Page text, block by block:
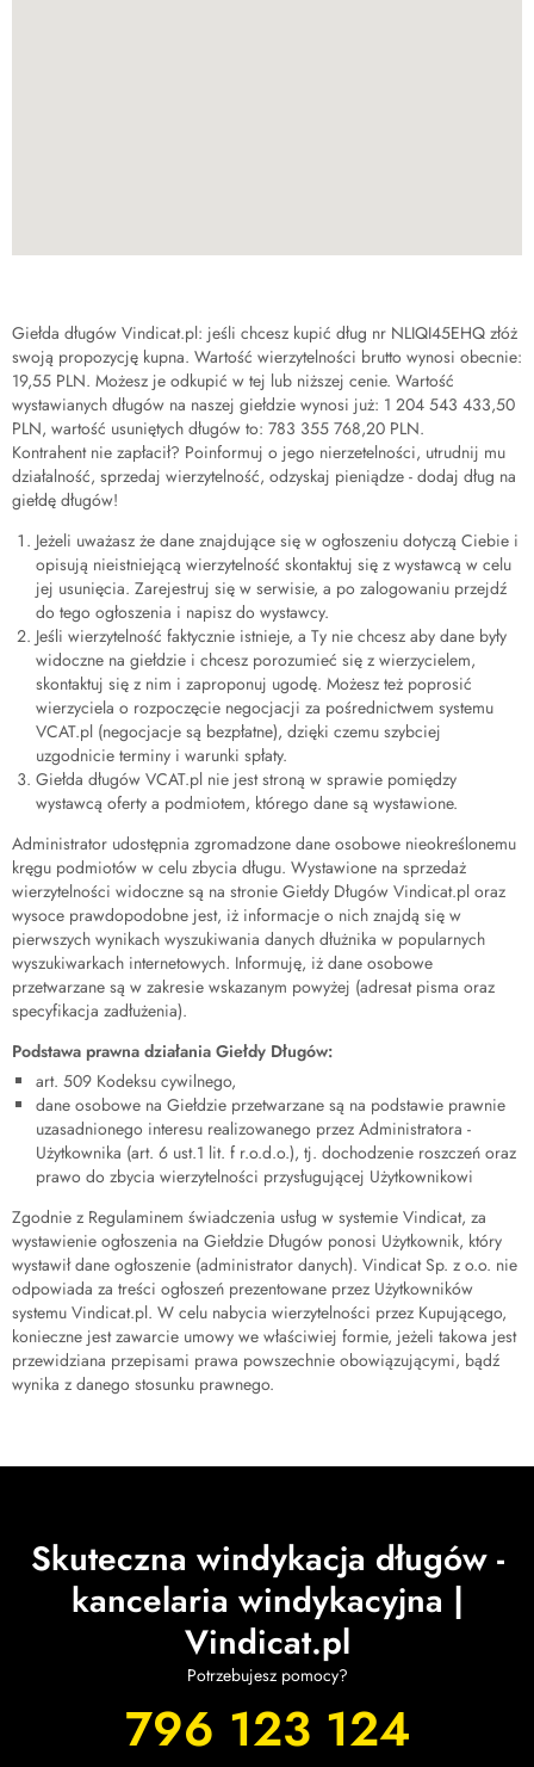
Giełda długów Vindicat.pl: jeśli chcesz kupić dług nr NLIQI45EHQ złóż
swoją propozycję kupna. Wartość wierzytelności brutto wynosi obecnie:
19,55 PLN. Możesz je odkupić w tej lub niższej cenie. Wartość
wystawianych długów na naszej giełdzie wynosi już: 1 204 543 433,50
PLN, wartość usuniętych długów to: 783 355 768,20 PLN.
Kontrahent nie zapłacił? Poinformuj o jego nierzetelności, utrudnij mu
działalność, sprzedaj wierzytelność, odzyskaj pieniądze - dodaj dług na
giełdę długów!
Jeżeli uważasz że dane znajdujące się w ogłoszeniu dotyczą Ciebie i
opisują nieistniejącą wierzytelność skontaktuj się z wystawcą w celu
jej usunięcia. Zarejestruj się w serwisie, a po zalogowaniu przejdź
do tego ogłoszenia i napisz do wystawcy.
Jeśli wierzytelność faktycznie istnieje, a Ty nie chcesz aby dane były
widoczne na giełdzie i chcesz porozumieć się z wierzycielem,
skontaktuj się z nim i zaproponuj ugodę. Możesz też poprosić
wierzyciela o rozpoczęcie negocjacji za pośrednictwem systemu
VCAT.pl (negocjacje są bezpłatne), dzięki czemu szybciej
uzgodnicie terminy i warunki spłaty.
Giełda długów VCAT.pl nie jest stroną w sprawie pomiędzy
wystawcą oferty a podmiotem, którego dane są wystawione.
Administrator udostępnia zgromadzone dane osobowe nieokreślonemu
kręgu podmiotów w celu zbycia długu. Wystawione na sprzedaż
wierzytelności widoczne są na stronie Giełdy Długów Vindicat.pl oraz
wysoce prawdopodobne jest, iż informacje o nich znajdą się w
pierwszych wynikach wyszukiwania danych dłużnika w popularnych
wyszukiwarkach internetowych. Informuję, iż dane osobowe
przetwarzane są w zakresie wskazanym powyżej (adresat pisma oraz
specyfikacja zadłużenia).
Podstawa prawna działania Giełdy Długów:
art. 509 Kodeksu cywilnego,
dane osobowe na Giełdzie przetwarzane są na podstawie prawnie
uzasadnionego interesu realizowanego przez Administratora -
Użytkownika (art. 6 ust.1 lit. f r.o.d.o.), tj. dochodzenie roszczeń oraz
prawo do zbycia wierzytelności przysługującej Użytkownikowi
Zgodnie z Regulaminem świadczenia usług w systemie Vindicat, za
wystawienie ogłoszenia na Giełdzie Długów ponosi Użytkownik, który
wystawił dane ogłoszenie (administrator danych). Vindicat Sp. z o.o. nie
odpowiada za treści ogłoszeń prezentowane przez Użytkowników
systemu Vindicat.pl. W celu nabycia wierzytelności przez Kupującego,
konieczne jest zawarcie umowy we właściwiej formie, jeżeli takowa jest
przewidziana przepisami prawa powszechnie obowiązującymi, bądź
wynika z danego stosunku prawnego.
Skuteczna windykacja długów -
kancelaria windykacyjna |
Vindicat.pl
Potrzebujesz pomocy?
796 123 124